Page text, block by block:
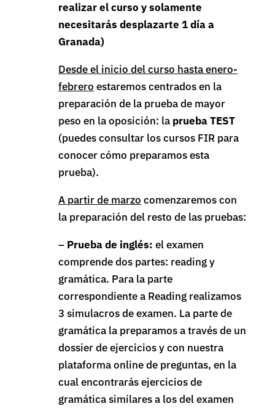
realizar el curso y solamente
necesitarás desplazarte 1 día a
Granada)
Desde el inicio del curso hasta enero-
febrero estaremos centrados en la
preparación de la prueba de mayor
peso en la oposición: la prueba TEST
(puedes consultar los cursos FIR para
conocer cómo preparamos esta
prueba).
A partir de marzo comenzaremos con
la preparación del resto de las pruebas:
– Prueba de inglés: el examen
comprende dos partes: reading y
gramática. Para la parte
correspondiente a Reading realizamos
3 simulacros de examen. La parte de
gramática la preparamos a través de un
dossier de ejercicios y con nuestra
plataforma online de preguntas, en la
cual encontrarás ejercicios de
gramática similares a los del examen